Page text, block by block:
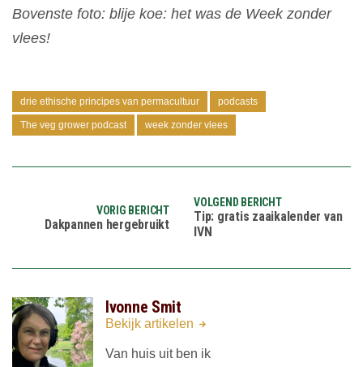
Bovenste foto: blije koe: het was de Week zonder
vlees!
drie ethische principes van permacultuur podcasts
The veg grower podcast week zonder vlees
VORIG BERICHT
Dakpannen hergebruikt
VOLGEND BERICHT
Tip: gratis zaaikalender van
IVN
Ivonne Smit
Bekijk artikelen
Van huis uit ben ik